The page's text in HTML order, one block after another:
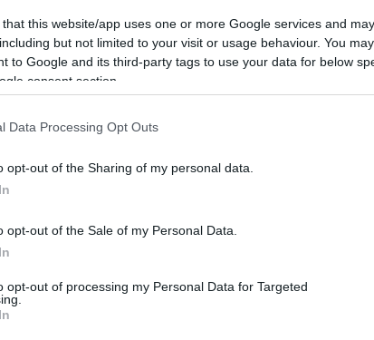
that this website/app uses one or more Google services and
but not limited to your visit or usage behaviour. You
to Google and its third-party tags to use your data for below
consent section.
Data Processing Opt Outs
opt-out of the Sharing of my personal data.
opt-out of the Sale of my Personal Data.
opt-out of processing my Personal Data for Targeted
del mutuo sulle